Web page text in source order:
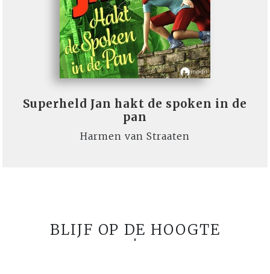
Superheld Jan hakt de spoken in de
pan
Harmen van Straaten
BLIJF OP DE HOOGTE